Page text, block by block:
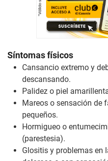
Síntomas físicos
Cansancio extremo y
descansando.
Palidez o piel
Mareos o sensación de
pequeños.
Hormigueo o
(parestesia).
Glositis y problemas en